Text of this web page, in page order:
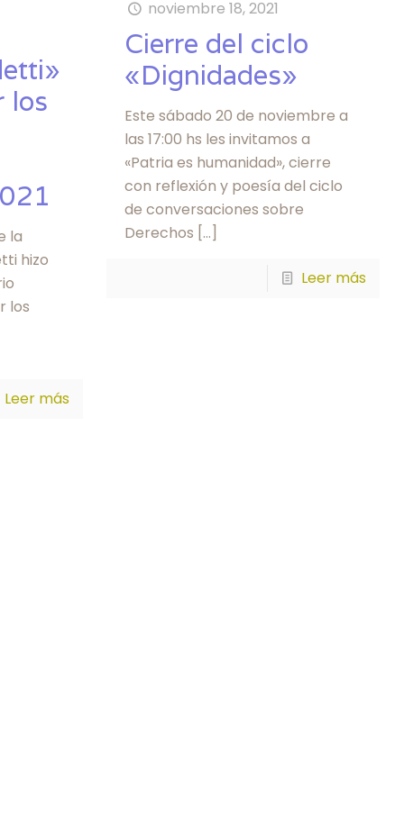
los
la
hizo
los
Leer más
noviembre 18, 2021
Cierre del ciclo
«Dignidades»
Este sábado 20 de noviembre a
las 17:00 hs les invitamos a
«Patria es humanidad», cierre
con reflexión y poesía del ciclo
de conversaciones sobre
Derechos […]
Leer más